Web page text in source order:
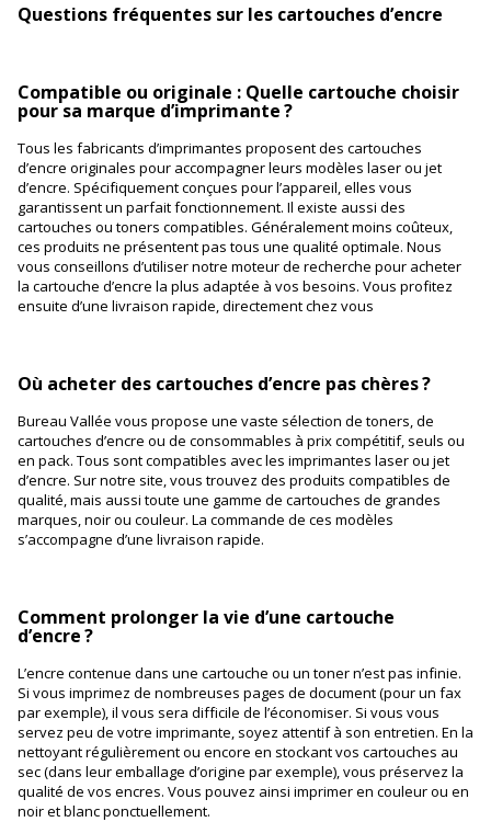
Questions fréquentes sur les cartouches d’encre
Compatible ou originale : Quelle cartouche choisir
pour sa marque d’imprimante ?
Tous les fabricants d’imprimantes proposent des cartouches
d’encre originales pour accompagner leurs modèles laser ou jet
d’encre. Spécifiquement conçues pour l’appareil, elles vous
garantissent un parfait fonctionnement. Il existe aussi des
cartouches ou toners compatibles. Généralement moins coûteux,
ces produits ne présentent pas tous une qualité optimale. Nous
vous conseillons d’utiliser notre moteur de recherche pour acheter
la cartouche d’encre la plus adaptée à vos besoins. Vous profitez
ensuite d’une livraison rapide, directement chez vous
Où acheter des cartouches d’encre pas chères ?
Bureau Vallée vous propose une vaste sélection de toners, de
cartouches d’encre ou de consommables à prix compétitif, seuls ou
en pack. Tous sont compatibles avec les imprimantes laser ou jet
d’encre. Sur notre site, vous trouvez des produits compatibles de
qualité, mais aussi toute une gamme de cartouches de grandes
marques, noir ou couleur. La commande de ces modèles
s’accompagne d’une livraison rapide.
Comment prolonger la vie d’une cartouche
d’encre ?
L’encre contenue dans une cartouche ou un toner n’est pas infinie.
Si vous imprimez de nombreuses pages de document (pour un fax
par exemple), il vous sera difficile de l’économiser. Si vous vous
servez peu de votre imprimante, soyez attentif à son entretien. En la
nettoyant régulièrement ou encore en stockant vos cartouches au
sec (dans leur emballage d’origine par exemple), vous préservez la
qualité de vos encres. Vous pouvez ainsi imprimer en couleur ou en
noir et blanc ponctuellement.